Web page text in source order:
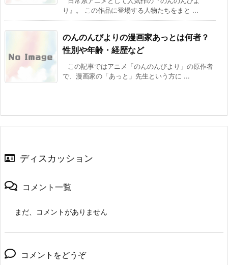
り』。 この作品に登場する人物たちをまと ...
のんのんびよりの漫画家あっとは何者？
性別や年齢・経歴など
この記事ではアニメ「のんのんびより」の原作者
で、漫画家の「あっと」先生という方に ...
ディスカッション
コメント一覧
まだ、コメントがありません
コメントをどうぞ